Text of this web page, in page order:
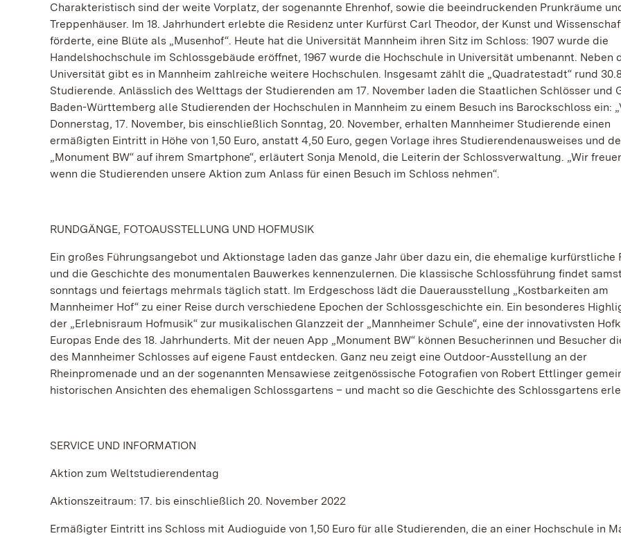
Charakteristisch sind der weite Vorplatz, der sogenannte Ehrenhof, sowie die beeindruckenden Prunkräume
Treppenhäuser. Im 18. Jahrhundert erlebte die Residenz unter Kurfürst Carl Theodor, der Kunst und
förderte, eine Blüte als „Musenhof“. Heute hat die Universität Mannheim ihren Sitz im Schloss: 1907 wurde die
Handelshochschule im Schlossgebäude eröffnet, 1967 wurde die Hochschule in Universität umbenannt. Neben
Universität gibt es in Mannheim zahlreiche weitere Hochschulen. Insgesamt zählt die „Quadratestadt“ rund
Studierende. Anlässlich des Welttags der Studierenden am 17. November laden die Staatlichen Schlösser und
Baden-Württemberg alle Studierenden der Hochschulen in Mannheim zu einem Besuch ins Barockschloss ein:
Donnerstag, 17. November, bis einschließlich Sonntag, 20. November, erhalten Mannheimer Studierende einen
ermäßigten Eintritt in Höhe von 1,50 Euro, anstatt 4,50 Euro, gegen Vorlage ihres Studierendenausweises und
„Monument BW“ auf ihrem Smartphone“, erläutert Sonja Menold, die Leiterin der Schlossverwaltung. „Wir
wenn die Studierenden unsere Aktion zum Anlass für einen Besuch im Schloss nehmen“.
RUNDGÄNGE, FOTOAUSSTELLUNG UND HOFMUSIK
Ein großes Führungsangebot und Aktionstage laden das ganze Jahr über dazu ein, die ehemalige kurfürstliche
und die Geschichte des monumentalen Bauwerkes kennenzulernen. Die klassische Schlossführung findet
sonntags und feiertags mehrmals täglich statt. Im Erdgeschoss lädt die Dauerausstellung „Kostbarkeiten am
Mannheimer Hof“ zu einer Reise durch verschiedene Epochen der Schlossgeschichte ein. Ein besonderes
der „Erlebnisraum Hofmusik“ zur musikalischen Glanzzeit der „Mannheimer Schule“, eine der innovativsten
Europas Ende des 18. Jahrhunderts. Mit der neuen App „Monument BW“ können Besucherinnen und Besucher
des Mannheimer Schlosses auf eigene Faust entdecken. Ganz neu zeigt eine Outdoor-Ausstellung an der
Rheinpromenade und an der sogenannten Mensawiese zeitgenössische Fotografien von Robert Ettlinger
historischen Ansichten des ehemaligen Schlossgartens – und macht so die Geschichte des Schlossgartens
SERVICE UND INFORMATION
Aktion zum Weltstudierendentag
Aktionszeitraum: 17. bis einschließlich 20. November 2022
Ermäßigter Eintritt ins Schloss mit Audioguide von 1,50 Euro für alle Studierenden, die an einer Hochschule in